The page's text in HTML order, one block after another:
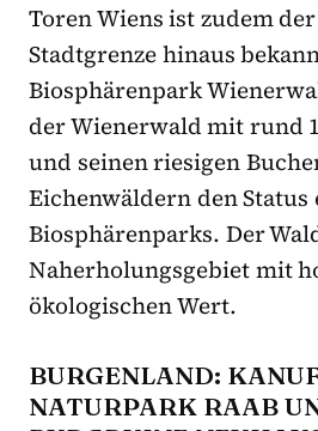
Toren Wiens ist zudem
Stadtgrenze hinaus
Biosphärenpark
der Wienerwald mit rund
und seinen riesigen
Eichenwäldern den Status
Biosphärenparks. Der
Naherholungsgebiet mit
ökologischen Wert.
BURGENLAND:
NATURPARK RAAB